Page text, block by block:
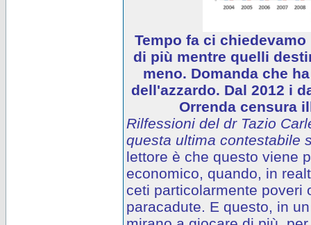
Tempo fa ci
di più mentre quelli
meno. Domanda che
dell'azzardo. Dal 2012 i
Orrenda censura
Rilfessioni del dr Tazio
questa ultima contestabile
lettore è che questo viene
economico, quando, in
ceti particolarmente poveri
paracadute. E questo, in